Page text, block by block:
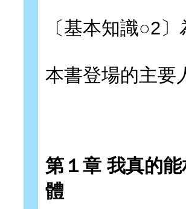
〔基本知識○2
本書登場的主要
第１章 我真的
體